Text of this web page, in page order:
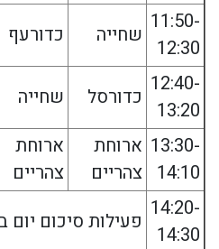
11:50-
12:30
שחייה כדורעף
12:40-
13:20
כדורסל שחייה
13:30-
14:10
ארוחת
צהריים
ארוחת
צהריים
14:20-
14:30
פעילות סיכום יום